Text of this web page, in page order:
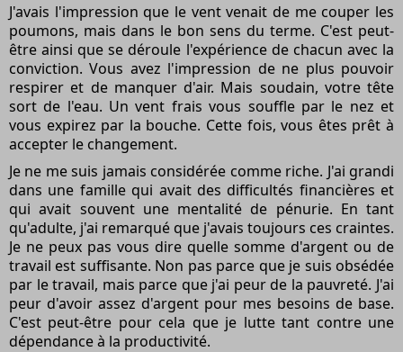
J'avais l'impression que le vent venait de me couper les
poumons, mais dans le bon sens du terme. C'est peut-
être ainsi que se déroule l'expérience de chacun avec la
conviction. Vous avez l'impression de ne plus pouvoir
respirer et de manquer d'air. Mais soudain, votre tête
sort de l'eau. Un vent frais vous souffle par le nez et
vous expirez par la bouche. Cette fois, vous êtes prêt à
accepter le changement.
Je ne me suis jamais considérée comme riche. J'ai grandi
dans une famille qui avait des difficultés financières et
qui avait souvent une mentalité de pénurie. En tant
qu'adulte, j'ai remarqué que j'avais toujours ces craintes.
Je ne peux pas vous dire quelle somme d'argent ou de
travail est suffisante. Non pas parce que je suis obsédée
par le travail, mais parce que j'ai peur de la pauvreté. J'ai
peur d'avoir assez d'argent pour mes besoins de base.
C'est peut-être pour cela que je lutte tant contre une
dépendance à la productivité.